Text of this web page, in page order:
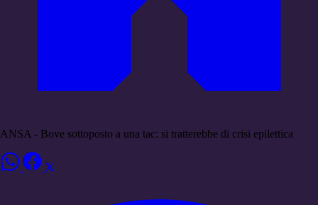
ANSA - Bove sottoposto a una tac: si tratterebbe di crisi epilettica